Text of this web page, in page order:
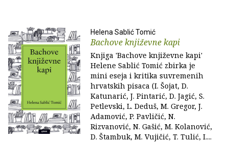
Helena Sablić Tomić
Bachove književne kapi
Knjiga 'Bachove književne kapi'
Helene Sablić Tomić zbirka je
mini eseja i kritika suvremenih
hrvatskih pisaca (I. Šojat, D.
Katunarić, J. Pintarić, D. Jagić, S.
Petlevski, L. Deduš, M. Gregor, J.
Adamović, P. Pavličić, N.
Rizvanović, N. Gašić, M. Kolanović,
D. Štambuk, M. Vujičić, T. Tulić, I....